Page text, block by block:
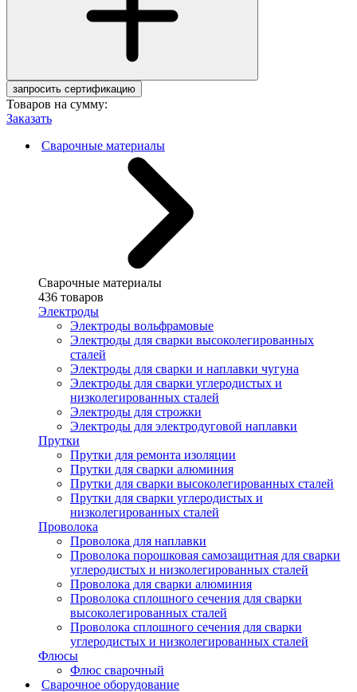
запросить сертификацию
Товаров на сумму:
Заказать
Сварочные материалы
Сварочные материалы
436 товаров
Электроды
Электроды вольфрамовые
Электроды для сварки высоколегированных
сталей
Электроды для сварки и наплавки чугуна
Электроды для сварки углеродистых и
низколегированных сталей
Электроды для строжки
Электроды для электродуговой наплавки
Прутки
Прутки для ремонта изоляции
Прутки для сварки алюминия
Прутки для сварки высоколегированных сталей
Прутки для сварки углеродистых и
низколегированных сталей
Проволока
Проволока для наплавки
Проволока порошковая самозащитная для сварки
углеродистых и низколегированных сталей
Проволока для сварки алюминия
Проволока сплошного сечения для сварки
высоколегированных сталей
Проволока сплошного сечения для сварки
углеродистых и низколегированных сталей
Флюсы
Флюс сварочный
Сварочное оборудование